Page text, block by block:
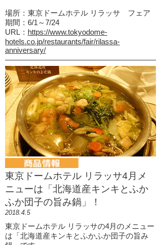
場所：東京ドームホテル リラッサ フェア
期間：6/1～7/24
URL： https://www.tokyodome-
hotels.co.jp/restaurants/fair/rilassa-
anniversary/
東京ドームホテル リラッサ4月メ
ニューは「北海道産キンキとふか
ふか団子の旨み鍋」！
2018.4.5
東京ドームホテル リラッサの4月のメニュー
は「北海道産キンキとふかふか団子の旨み